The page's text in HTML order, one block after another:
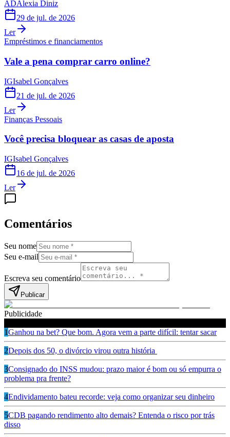
ADAlexia Diniz
29 de jul. de 2026
Ler
Empréstimos e financiamentos
Vale a pena comprar carro online?
IGIsabel Gonçalves
21 de jul. de 2026
Ler
Finanças Pessoais
Você precisa bloquear as casas de aposta
IGIsabel Gonçalves
16 de jul. de 2026
Ler
Comentários
Seu nome
Seu e-mail
Escreva seu comentário
Publicar
Publicidade
1Ganhou na bet? Que bom. Agora vem a parte difícil: tentar sacar
2Depois dos 50, o divórcio virou outra história
3Consignado do INSS mudou: prazo maior é bom ou só empurra o
problema pra frente?
4Endividamento bateu recorde: veja como organizar seu dinheiro
5CDB pagando rendimento alto demais? Entenda o risco por trás
disso